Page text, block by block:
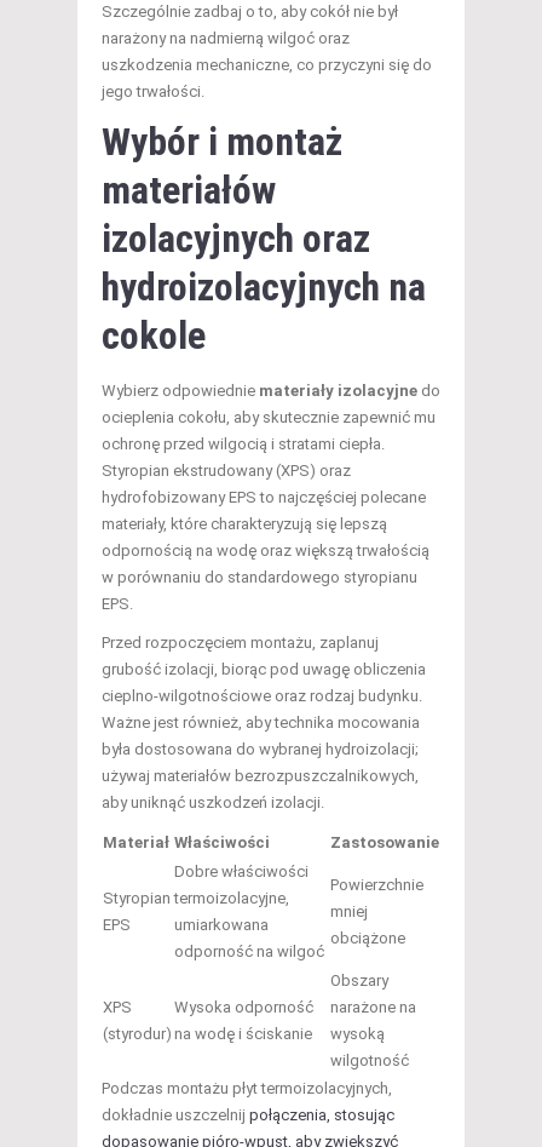
Szczególnie zadbaj o to, aby cokół nie był
narażony na nadmierną wilgoć oraz
uszkodzenia mechaniczne, co przyczyni się do
jego trwałości.
Wybór i montaż
materiałów
izolacyjnych oraz
hydroizolacyjnych na
cokole
Wybierz odpowiednie materiały izolacyjne do
ocieplenia cokołu, aby skutecznie zapewnić mu
ochronę przed wilgocią i stratami ciepła.
Styropian ekstrudowany (XPS) oraz
hydrofobizowany EPS to najczęściej polecane
materiały, które charakteryzują się lepszą
odpornością na wodę oraz większą trwałością
w porównaniu do standardowego styropianu
EPS.
Przed rozpoczęciem montażu, zaplanuj
grubość izolacji, biorąc pod uwagę obliczenia
cieplno-wilgotnościowe oraz rodzaj budynku.
Ważne jest również, aby technika mocowania
była dostosowana do wybranej hydroizolacji;
używaj materiałów bezrozpuszczalnikowych,
aby uniknąć uszkodzeń izolacji.
Materiał Właściwości Zastosowanie
Styropian
EPS
Dobre właściwości
termoizolacyjne,
umiarkowana
odporność na wilgoć
Powierzchnie
mniej
obciążone
XPS
(styrodur)
Wysoka odporność
na wodę i ściskanie
Obszary
narażone na
wysoką
wilgotność
Podczas montażu płyt termoizolacyjnych,
dokładnie uszczelnij połączenia, stosując
dopasowanie pióro-wpust, aby zwiększyć